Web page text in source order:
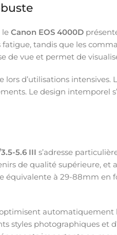
le Canon EOS 4000D
tandis que les
de vue et permet de
d’utilisations
Le design intemporel
5.6 III s’adresse
de qualité supérieure,
équivalente à 29-88mm
styles photographiques et